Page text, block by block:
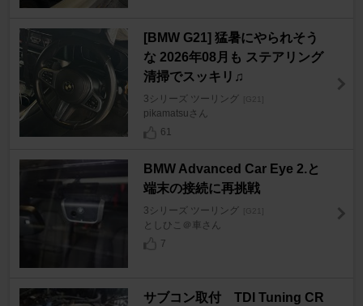
[BMW G21] 猛暑にやられそう
な 2026年08月も ステアリング
清掃でスッキリ♫
3シリーズ ツーリング [G21]
pikamatsuさん
61
BMW Advanced Car Eye 2.と
端末の接続に再挑戦
3シリーズ ツーリング [G21]
としひこ＠車さん
7
サブコン取付 TDI Tuning CR